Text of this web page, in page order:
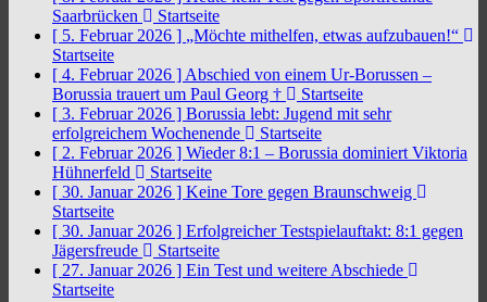
Saarbrücken
Startseite
[ 5. Februar 2026 ] „Möchte mithelfen, etwas aufzubauen!“
Startseite
[ 4. Februar 2026 ] Abschied von einem Ur-Borussen –
Borussia trauert um Paul Georg †
Startseite
[ 3. Februar 2026 ] Borussia lebt: Jugend mit sehr
erfolgreichem Wochenende
Startseite
[ 2. Februar 2026 ] Wieder 8:1 – Borussia dominiert Viktoria
Hühnerfeld
Startseite
[ 30. Januar 2026 ] Keine Tore gegen Braunschweig
Startseite
[ 30. Januar 2026 ] Erfolgreicher Testspielauftakt: 8:1 gegen
Jägersfreude
Startseite
[ 27. Januar 2026 ] Ein Test und weitere Abschiede
Startseite